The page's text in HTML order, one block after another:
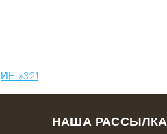
1
2
3
»
НАША РАССЫЛКА